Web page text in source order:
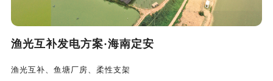
渔光互补发电方案·海南定安
渔光互补、鱼塘厂房、柔性支架